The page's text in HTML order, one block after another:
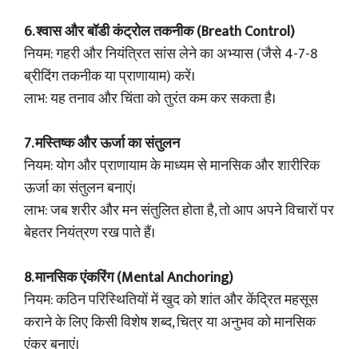
6. श्वास और बॉडी कंट्रोल तकनीक (Breath Control)
नियम: गहरी और नियंत्रित सांस लेने का अभ्यास (जैसे 4-7-8
ब्रीदिंग तकनीक या प्राणायाम) करें।
लाभ: यह तनाव और चिंता को तुरंत कम कर सकता है।
7. मस्तिष्क और ऊर्जा का संतुलन
नियम: योग और प्राणायाम के माध्यम से मानसिक और शारीरिक
ऊर्जा का संतुलन बनाएं।
लाभ: जब शरीर और मन संतुलित होता है, तो आप अपने विचारों पर
बेहतर नियंत्रण रख पाते हैं।
8. मानसिक एंकरिंग (Mental Anchoring)
नियम: कठिन परिस्थितियों में खुद को शांत और केंद्रित महसूस
कराने के लिए किसी विशेष शब्द, चित्र या अनुभव को मानसिक